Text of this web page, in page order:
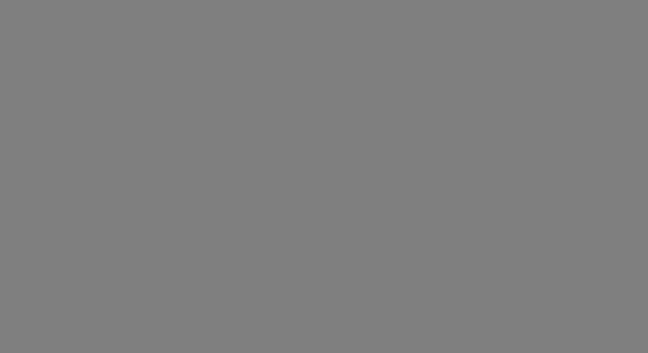
กลุ่มเป้าหมาย และเพิ่มประสิทธิภาพการส่งข้อความของคุณ